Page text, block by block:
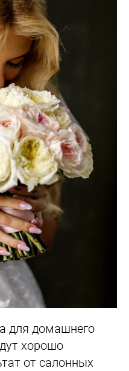
для домашнего
хорошо
от салонных